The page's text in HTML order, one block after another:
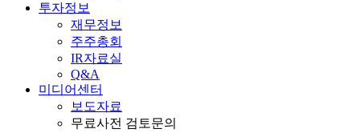
투자정보
재무정보
주주총회
IR자료실
Q&A
미디어센터
보도자료
무료사전 검토문의